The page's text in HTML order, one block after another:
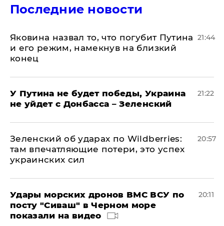
Последние новости
Яковина назвал то, что погубит Путина
и его режим, намекнув на близкий
конец
21:44
У Путина не будет победы, Украина
не уйдет с Донбасса – Зеленский
21:22
Зеленский об ударах по Wildberries:
там впечатляющие потери, это успех
украинских сил
20:57
Удары морских дронов ВМС ВСУ по
посту "Сиваш" в Черном море
показали на видео
20:11